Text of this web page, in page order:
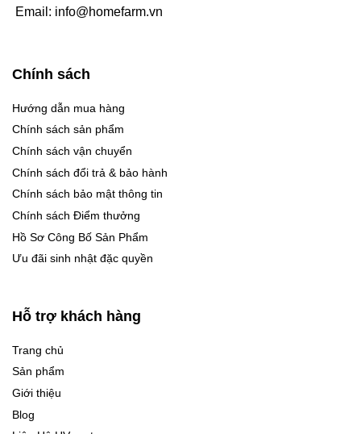
Email: info@homefarm.vn
Chính sách
Hướng dẫn mua hàng
Chính sách sản phẩm
Chính sách vận chuyển
Chính sách đổi trả & bảo hành
Chính sách bảo mật thông tin
Chính sách Điểm thưởng
Hồ Sơ Công Bố Sản Phẩm
Ưu đãi sinh nhật đặc quyền
Hỗ trợ khách hàng
Trang chủ
Sản phẩm
Giới thiệu
Blog